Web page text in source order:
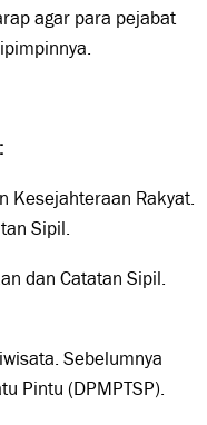
agar para pejabat
Kesejahteraan Rakyat.
Sipil.
dan Catatan Sipil.
Sebelumnya
Pintu (DPMPTSP).